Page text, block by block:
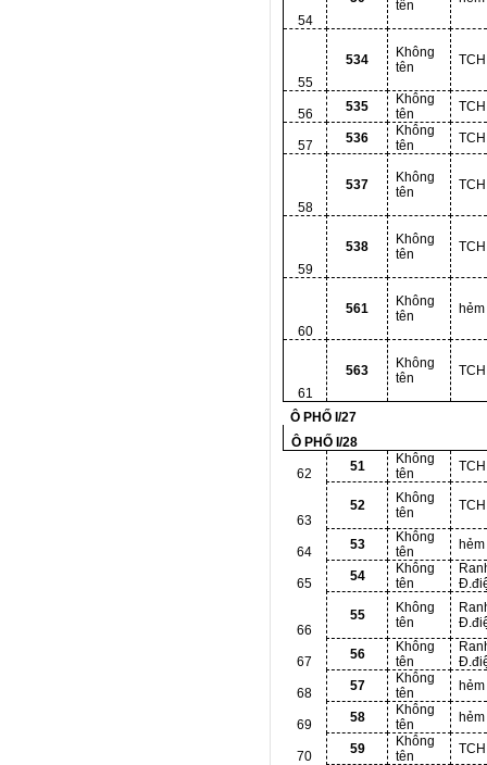
54
tên
55
534
Không
tên
56 535
Không
tên
57 536
Không
tên
58
537
Không
tên
59
538
Không
tên
60
561
Không
tên
61
563
Không
tên
Ô PHỐ I/27
Ô PHỐ I/28
62 51
Không
tên
63
52
Không
tên
64 53
Không
tên
65 54
Không
tên
66
55
Không
tên
67 56
Không
tên
68 57
Không
tên
69 58
Không
tên
70 59
Không
tên